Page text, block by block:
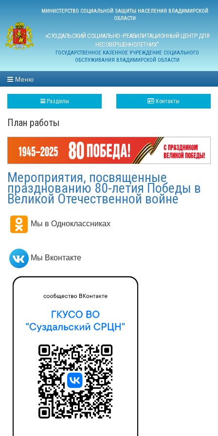
МИНИСТЕРСТВО СОЦИАЛЬНОЙ ЗАЩИТЫ НАСЕЛЕНИЯ ВЛАДИМИРСКОЙ
ОБЛАСТИ
«СУЗДАЛЬСКИЙ СОЦИАЛЬНО–РЕАБИЛИТАЦИОННЫЙ ЦЕНТР ДЛЯ
НЕСОВЕРШЕННОЛЕТНИХ"
ГОСУДАРСТВЕННОЕ КАЗЕННОЕ УЧРЕЖДЕНИЕ СОЦИАЛЬНОГО
ОБСЛУЖИВАНИЯ ВЛАДИМИРСКОЙ ОБЛАСТИ
Меню
Разделы Контакты
План работы
Мероприятия, посвященные
празднованию 80-летия Победы в
Великой Отечественной войне
Мы в Одноклассниках
Мы Вконтакте